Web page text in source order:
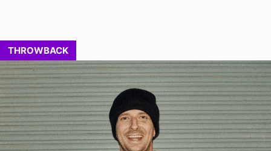
THROWBACK